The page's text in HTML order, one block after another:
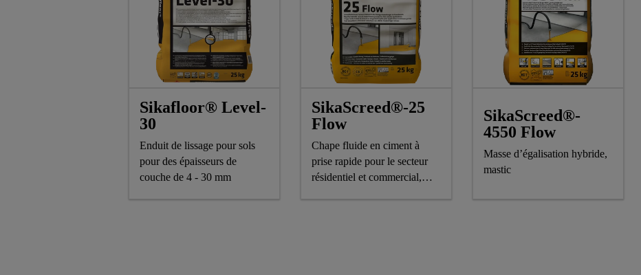
Sikafloor® Level-
30
Enduit de lissage pour sols
pour des épaisseurs de
couche de 4 - 30 mm
SikaScreed®-25
Flow
Chape fluide en ciment à
prise rapide pour le secteur
résidentiel et commercial,
SikaScreed®‐
4550 Flow
Masse d’égalisation hybride,
mastic